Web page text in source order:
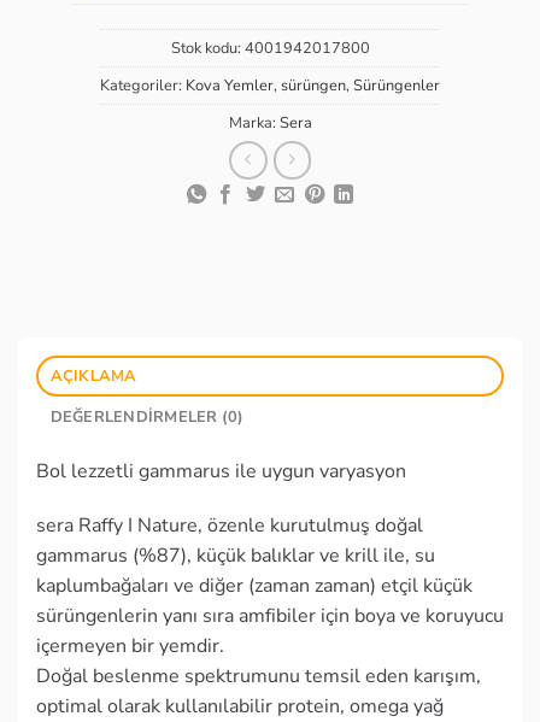
Stok kodu: 4001942017800
Kategoriler: Kova Yemler, sürüngen, Sürüngenler
Marka: Sera
AÇIKLAMA
DEĞERLENDIRMELER (0)
Bol lezzetli gammarus ile uygun varyasyon
sera Raffy I Nature, özenle kurutulmuş doğal
gammarus (%87), küçük balıklar ve krill ile, su
kaplumbağaları ve diğer (zaman zaman) etçil küçük
sürüngenlerin yanı sıra amfibiler için boya ve koruyucu
içermeyen bir yemdir.
Doğal beslenme spektrumunu temsil eden karışım,
optimal olarak kullanılabilir protein, omega yağ